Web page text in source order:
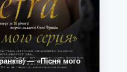
— «Пісня мого